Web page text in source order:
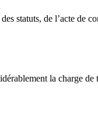
statuts, de l’acte de
la charge